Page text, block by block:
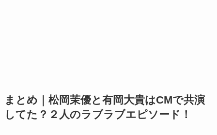
まとめ｜松岡茉優と有岡大貴はCMで共演
してた？２人のラブラブエピソード！